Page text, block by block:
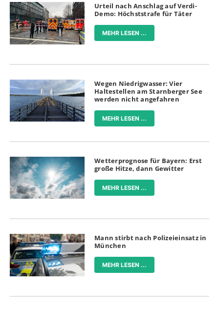
Urteil nach Anschlag auf Verdi-
Demo: Höchststrafe für Täter
MEHR LESEN ...
Wegen Niedrigwasser: Vier
Haltestellen am Starnberger See
werden nicht angefahren
MEHR LESEN ...
Wetterprognose für Bayern: Erst
große Hitze, dann Gewitter
MEHR LESEN ...
Mann stirbt nach Polizeieinsatz in
München
MEHR LESEN ...